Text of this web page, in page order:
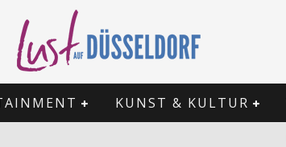
KUNST & KULTUR